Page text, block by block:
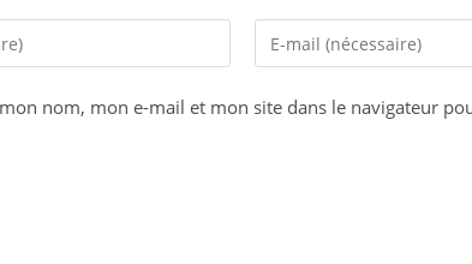
nom, mon e-mail et mon site dans le navigateur